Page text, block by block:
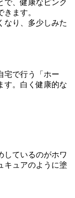
で、健康なピンク
ます。
なり、多少しみた
宅で行う「ホー
す。白く健康的な
しているのがホワ
キュアのように塗